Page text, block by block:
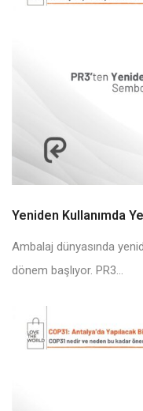
Yeniden Kullanımda
Ambalaj dünyasında
dönem başlıyor. PR3...